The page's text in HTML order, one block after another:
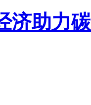
济助力